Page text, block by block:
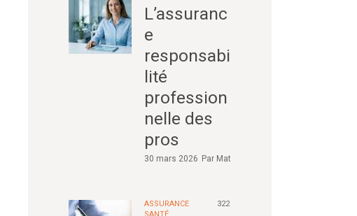
L’assuranc
e
responsabi
lité
profession
nelle des
pros
30 mars 2026 Par Mat
ASSURANCE
SANTÉ
322